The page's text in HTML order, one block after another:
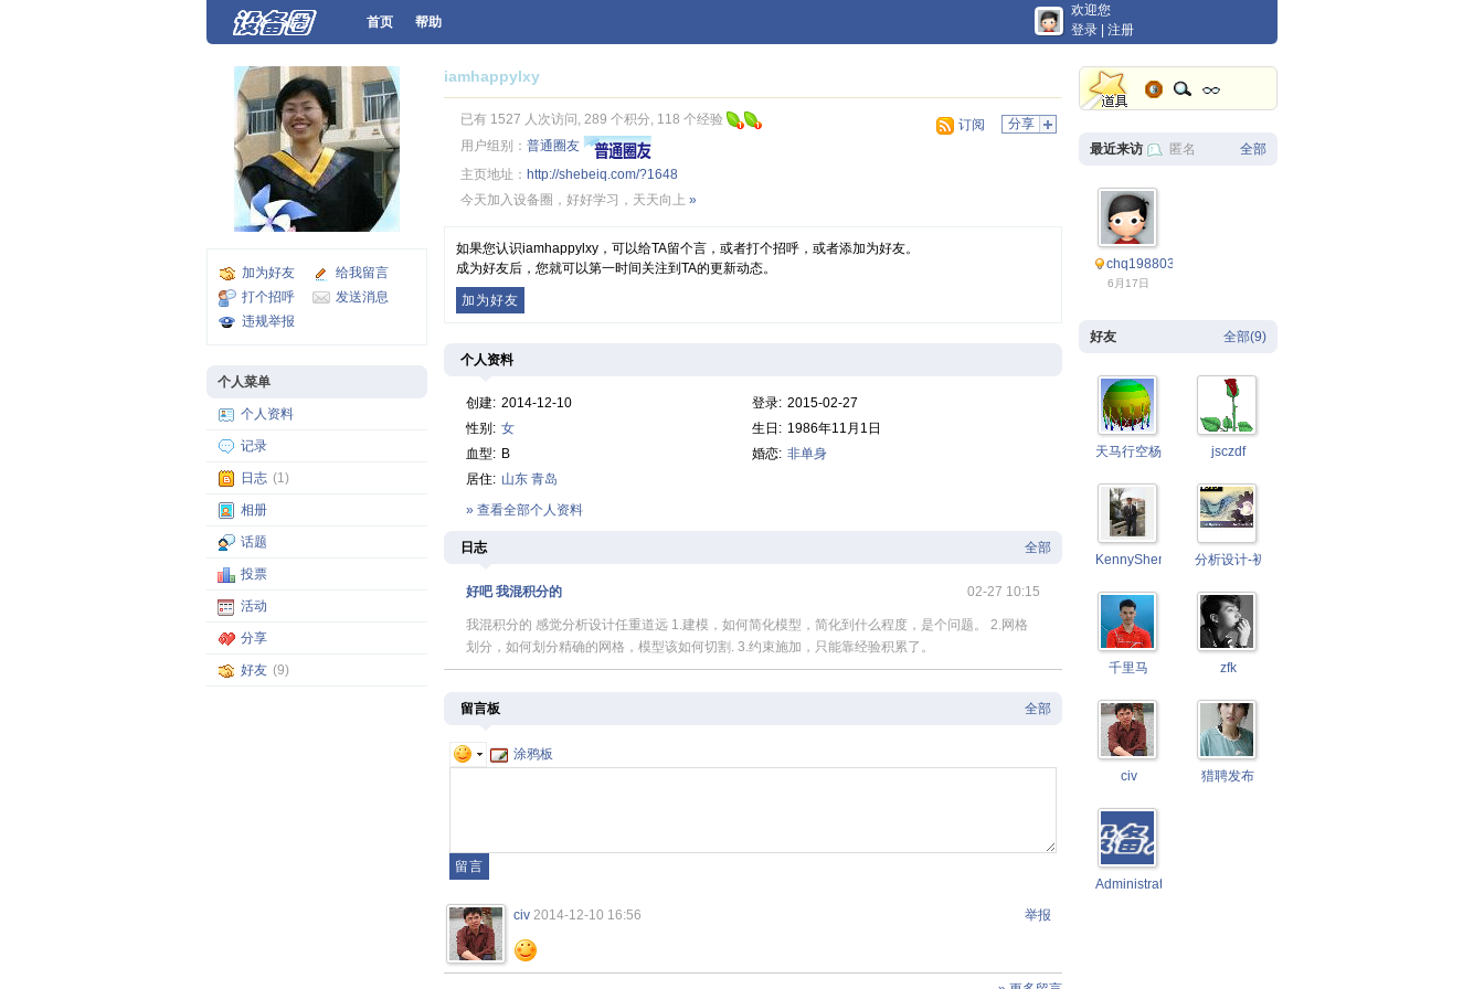
首页 帮助
欢迎您
登录
注册
加为好友
给我留言
打个招呼
发送消息
违规举报
个人菜单
个人资料
记录
日志 (1)
相册
话题
投票
活动
分享
好友 (9)
iamhappylxy
分享
订阅
已有 1527 人次访问, 289 个积分, 118 个经验
用户组别： 普通圈友
主页地址： http://shebeiq.com/?1648
今天加入设备圈，好好学习，天天向上 »
如果您认识iamhappylxy，可以给TA留个言，或者打个招呼，或者添加为好友。
成为好友后，您就可以第一时间关注到TA的更新动态。
加为好友
个人资料
创建: 2014-12-10 登录: 2015-02-27
性别: 女 生日: 1986年11月1日
血型: B 婚恋: 非单身
居住: 山东 青岛
» 查看全部个人资料
全部
日志
02-27 10:15
好吧 我混积分的
我混积分的 感觉分析设计任重道远 1.建模，如何简化模型，简化到什么程度，是个问题。 2.网格
划分，如何划分精确的网格，模型该如何切割. 3.约束施加，只能靠经验积累了。
全部
留言板
涂鸦板
举报
civ 2014-12-10 16:56
全部
最近来访 匿名
chq19880305
6月17日
全部(9)
好友
天马行空杨 jsczdf
KennyShen 分析设计-初学者
千里马 zfk
civ 猎聘发布
Administrator